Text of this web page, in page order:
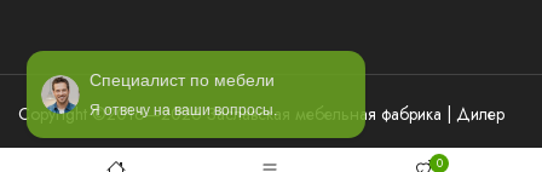
Специалист по мебели
Я отвечу на ваши вопросы.
Copyright ©2016—2026 Заславская мебельная фабрика | Дилер
0